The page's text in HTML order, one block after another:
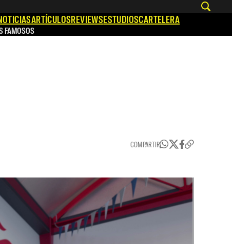
ARTÍCULOSREVIEWSESTUDIOSCARTELERA
FAMOSOS
COMPARTIR